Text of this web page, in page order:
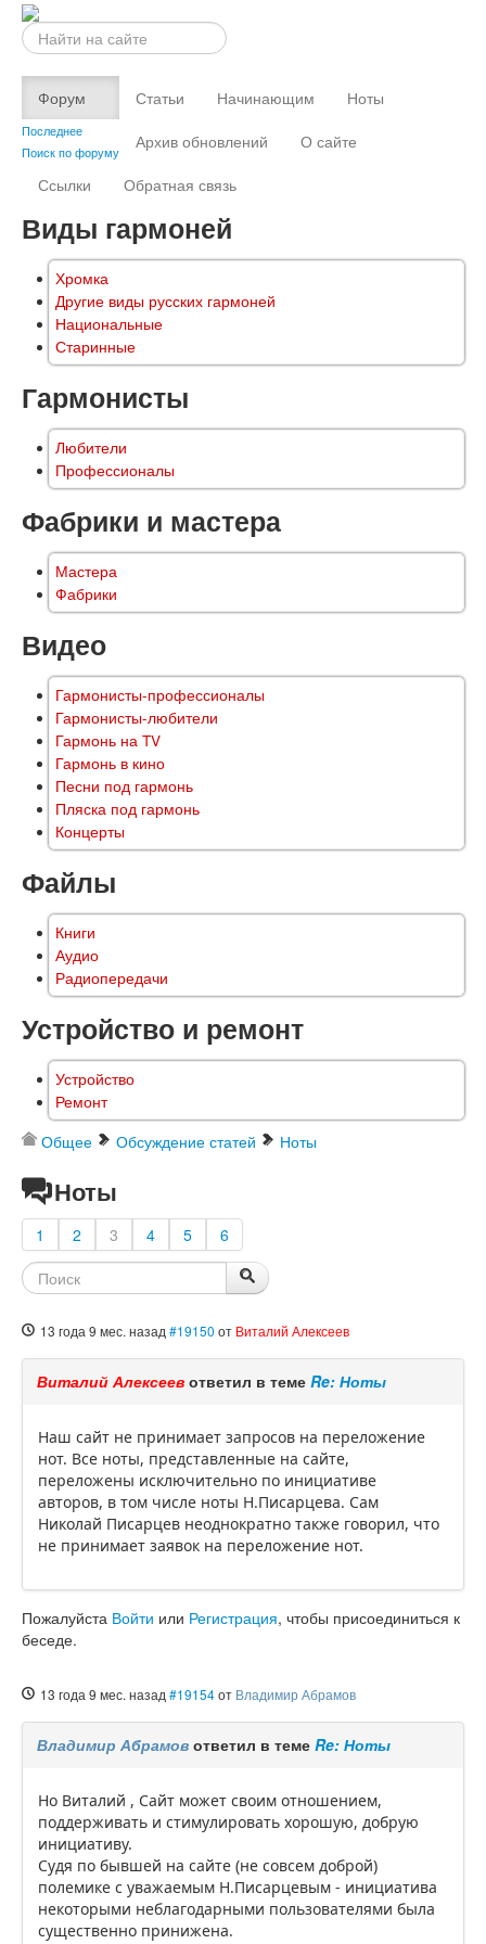
Искать...
Форум
Последнее
Поиск по форуму
Статьи Начинающим
Ноты
Архив обновлений
О сайте
Ссылки
Обратная связь
Виды гармоней
Хромка
Другие виды русских гармоней
Национальные
Старинные
Гармонисты
Любители
Профессионалы
Фабрики и мастера
Мастера
Фабрики
Видео
Гармонисты-профессионалы
Гармонисты-любители
Гармонь на TV
Гармонь в кино
Песни под гармонь
Пляска под гармонь
Концерты
Файлы
Книги
Аудио
Радиопередачи
Устройство и ремонт
Устройство
Ремонт
Общее Обсуждение статей Ноты
Ноты
1 2 3 4 5 6
13 года 9 мес. назад #19150 от Виталий Алексеев
Виталий Алексеев ответил в теме Re: Ноты
Наш сайт не принимает запросов на переложение
нот. Все ноты, представленные на сайте,
переложены исключительно по инициативе
авторов, в том числе ноты Н.Писарцева. Сам
Николай Писарцев неоднократно также говорил, что
не принимает заявок на переложение нот.
Пожалуйста Войти или Регистрация, чтобы присоединиться к
беседе.
13 года 9 мес. назад #19154от Владимир Абрамов
Владимир Абрамов ответил в теме Re: Ноты
Но Виталий , Сайт может своим отношением,
поддерживать и стимулировать хорошую, добрую
инициативу.
Судя по бывшей на сайте (не совсем доброй)
полемике с уважаемым Н.Писарцевым - инициатива
некоторыми неблагодарными пользователями была
существенно принижена.